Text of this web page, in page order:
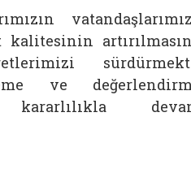
ve
kararlılıkla